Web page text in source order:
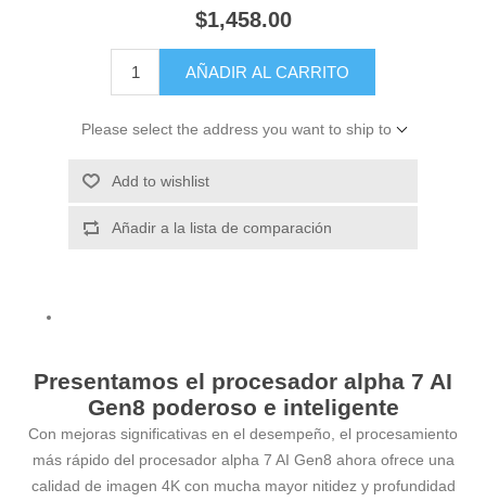
$1,458.00
AÑADIR AL CARRITO
Please select the address you want to ship to
Add to wishlist
Añadir a la lista de comparación
Presentamos el procesador alpha 7 AI
Gen8 poderoso e inteligente
Con mejoras significativas en el desempeño, el procesamiento
más rápido del procesador alpha 7 AI Gen8 ahora ofrece una
calidad de imagen 4K con mucha mayor nitidez y profundidad